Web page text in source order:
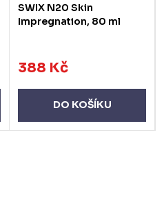
SWIX N20 Skin
Impregnation, 80 ml
388 Kč
DO KOŠÍKU